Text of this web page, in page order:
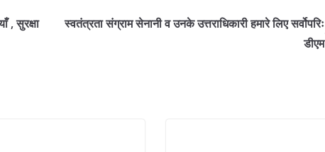
, सुरक्षा
स्वतंत्रता संग्राम सेनानी व उनके उत्तराधिकारी हमारे लिए सर्वोपरिः
डीएम